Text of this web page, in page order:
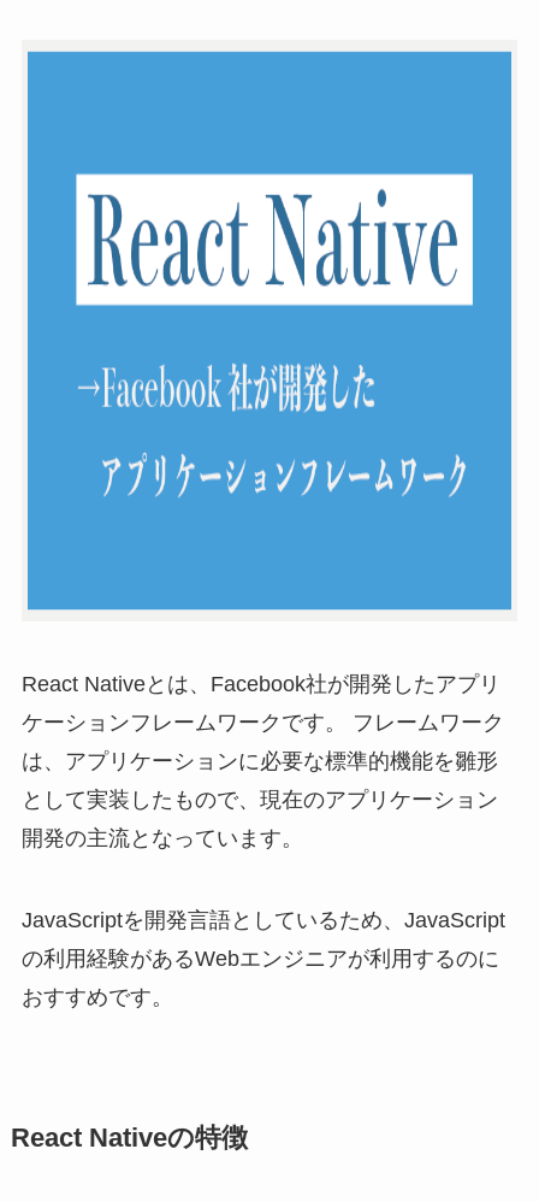
React Nativeとは、Facebook社が開発したアプリ
ケーションフレームワークです。 フレームワーク
は、アプリケーションに必要な標準的機能を雛形
として実装したもので、現在のアプリケーション
開発の主流となっています。
JavaScriptを開発言語としているため、JavaScript
の利用経験があるWebエンジニアが利用するのに
おすすめです。
React Nativeの特徴